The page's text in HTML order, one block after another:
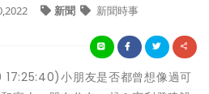
新聞 新聞時事
小朋友是否都曾想像過可